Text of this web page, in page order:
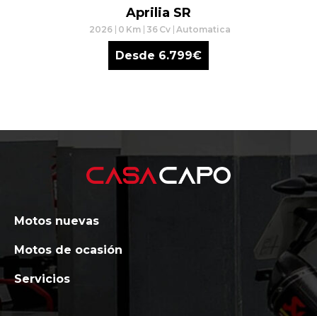
Aprilia SR
2026 0 Km 36 Cv Automatica
Desde 6.799€
Motos nuevas
Motos de ocasión
Servicios